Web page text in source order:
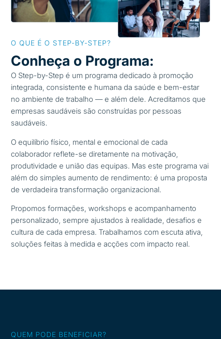
O QUE É O STEP-BY-STEP?
Conheça o Programa:
O Step-by-Step é um programa dedicado à promoção
integrada, consistente e humana da saúde e bem-estar
no ambiente de trabalho — e além dele. Acreditamos que
empresas saudáveis são construídas por pessoas
saudáveis.
O equilíbrio físico, mental e emocional de cada
colaborador reflete-se diretamente na motivação,
produtividade e união das equipas. Mas este programa vai
além do simples aumento de rendimento: é uma proposta
de verdadeira transformação organizacional.
Propomos formações, workshops e acompanhamento
personalizado, sempre ajustados à realidade, desafios e
cultura de cada empresa. Trabalhamos com escuta ativa,
soluções feitas à medida e acções com impacto real.
QUEM PODE BENEFICIAR?